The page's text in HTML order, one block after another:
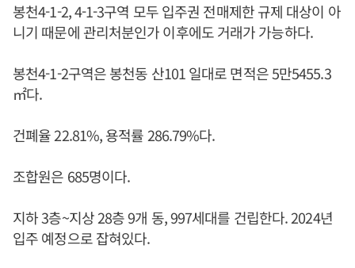
봉천4-1-2, 4-1-3구역 모두 입주권 전매제한 규제 대상이 아
니기 때문에 관리처분인가 이후에도 거래가 가능하다.
봉천4-1-2구역은 봉천동 산101 일대로 면적은 5만5455.3
㎡다.
건폐율 22.81%, 용적률 286.79%다.
조합원은 685명이다.
지하 3층~지상 28층 9개 동, 997세대를 건립한다. 2024년
입주 예정으로 잡혀있다.